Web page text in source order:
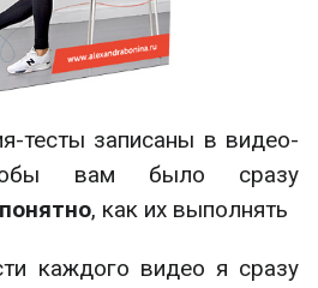
тесты записаны в видео-
вам было сразу
, как их выполнять
каждого видео я сразу